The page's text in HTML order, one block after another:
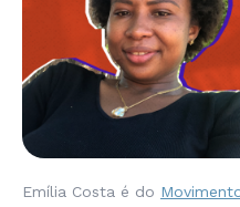
Emília Costa é do